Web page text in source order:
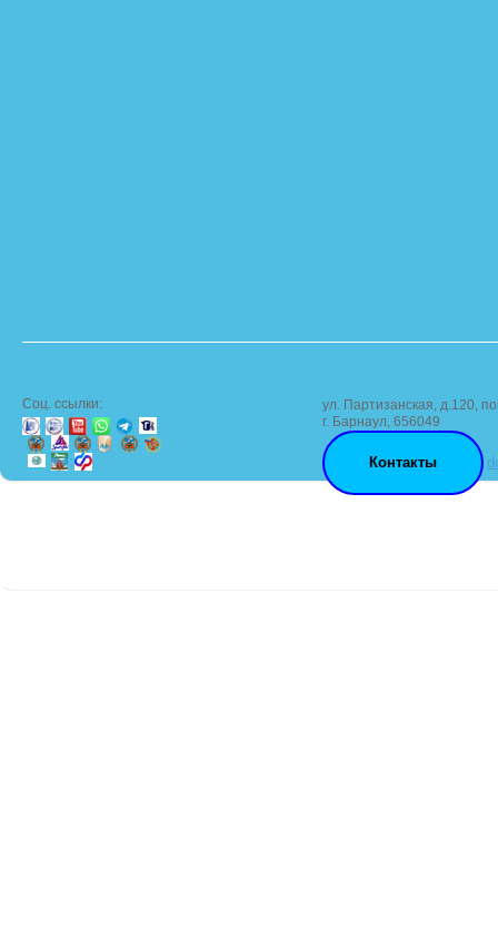
Соц. ссылки:
ул. Партизанская, д.120,
г. Барнаул, 656049
Контакты